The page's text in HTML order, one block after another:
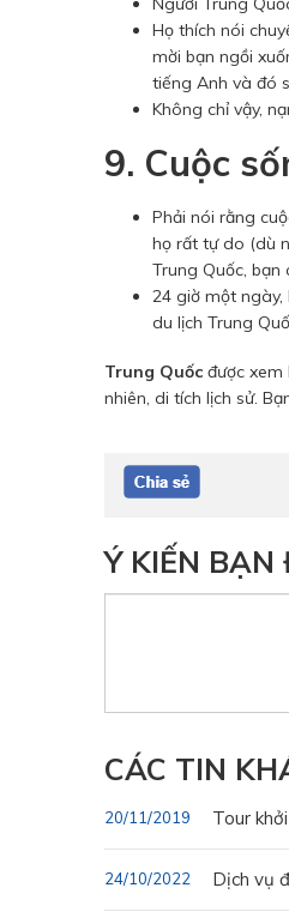
Họ thích nói
mời bạn ngồi
tiếng Anh và đó
Không chỉ vậy,
9. Cuộc
Phải nói rằng
họ rất tự do (dù
Trung Quốc,
24 giờ một ngày,
du lịch Trung
Trung Quốc được xem
nhiên, di tích lịch sử.
Ý KIẾN BẠN
CÁC TIN
Tour
20/11/2019
Dịch vụ
24/10/2022